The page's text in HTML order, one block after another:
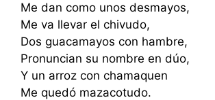
Me dan como unos desmayos,
Me va llevar el chivudo,
Dos guacamayos con hambre,
Pronuncian su nombre en dúo,
Y un arroz con chamaquen
Me quedó mazacotudo.